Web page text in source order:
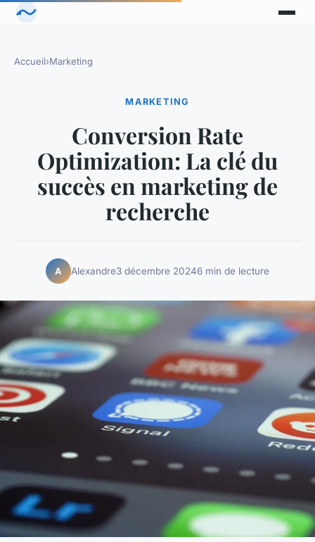
Accueil›Marketing
MARKETING
Conversion Rate
Optimization: La clé du
succès en marketing de
recherche
A Alexandre3 décembre 20246 min de lecture